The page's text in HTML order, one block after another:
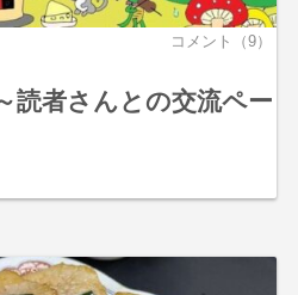
コメント（9）
者さんとの交流ペー